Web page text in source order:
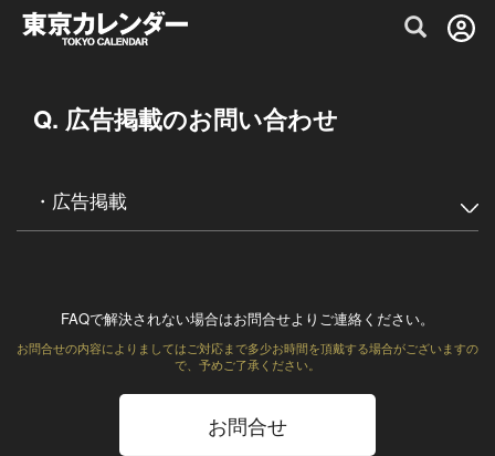
グルメ情報・プレミアムレストラン予約
広告掲載のお問い合わせ
広告掲載
FAQで解決されない場合はお問合せよりご連絡ください。
お問合せの内容によりましてはご対応まで多少お時間を頂戴する場合がございますの
で、予めご了承ください。
お問合せ